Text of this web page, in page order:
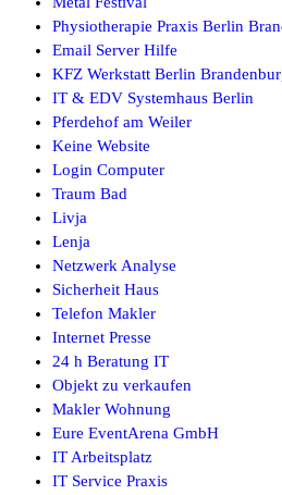
Physiotherapie Praxis Berlin
Email Server Hilfe
KFZ Werkstatt Berlin
IT & EDV Systemhaus Berlin
Pferdehof am Weiler
Keine Website
Login Computer
Traum Bad
Livja
Lenja
Netzwerk Analyse
Sicherheit Haus
Telefon Makler
Internet Presse
24 h Beratung IT
Objekt zu verkaufen
Makler Wohnung
Eure EventArena GmbH
IT Arbeitsplatz
IT Service Praxis